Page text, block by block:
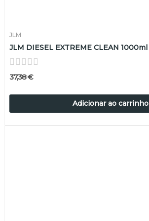
JLM
JLM DIESEL EXTREME CLEAN 1000ml
37,38 €
Adicionar ao carrinho